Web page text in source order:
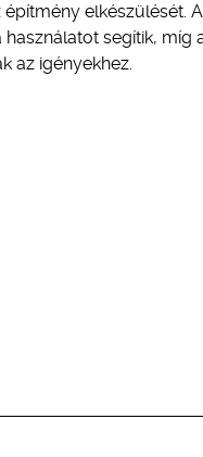
elkészülését.
segítik, míg
az igényekhez.